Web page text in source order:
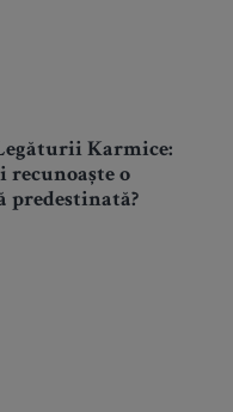
Karmice:
recunoaște o
predestinată?